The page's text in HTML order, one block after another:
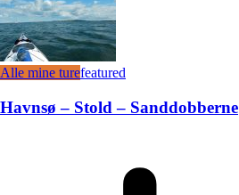
Alle mine turefeatured
Havnsø – Stold – Sanddobberne